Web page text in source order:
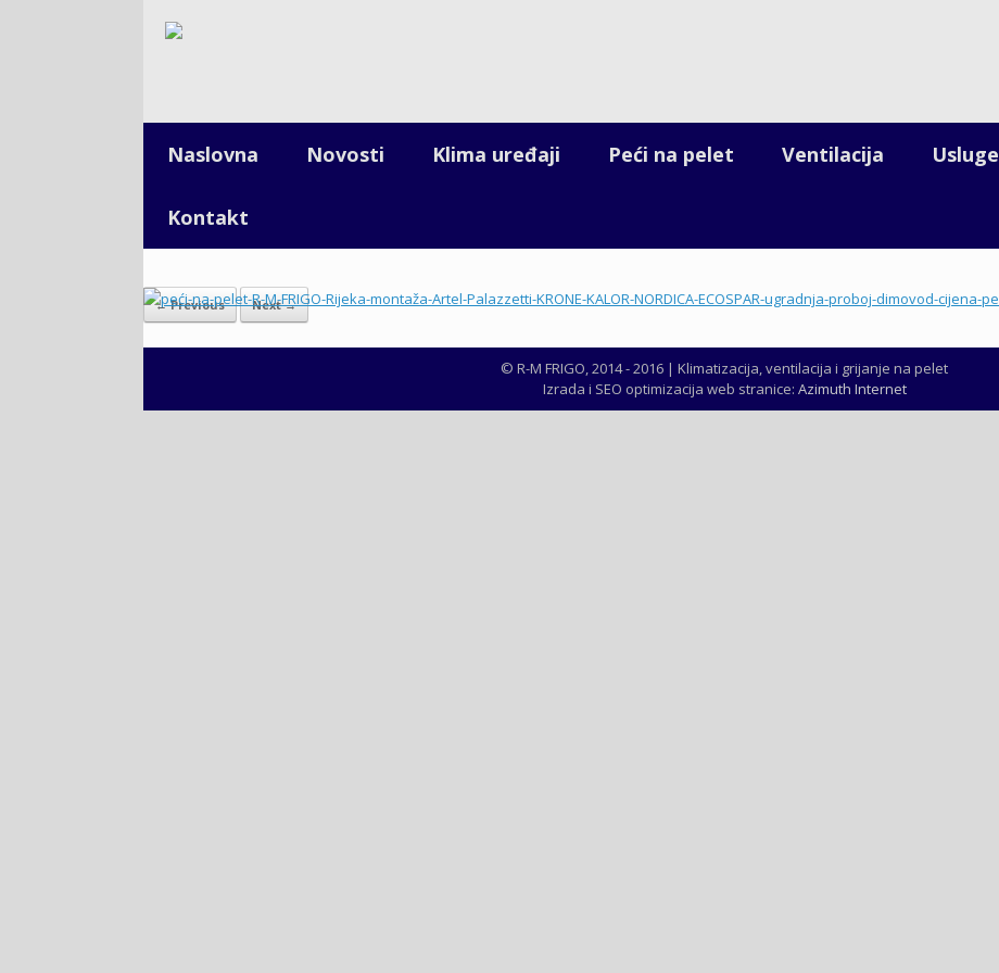
Naslovna Novosti Klima uređaji Peći na pelet Ventilacija Usluge
Kontakt
← Previous Next →
© R-M FRIGO, 2014 - 2016 | Klimatizacija, ventilacija i grijanje na pelet
Izrada i SEO optimizacija web stranice: Azimuth Internet